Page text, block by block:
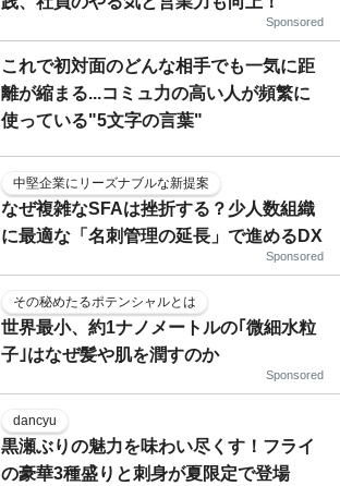
Sponsored
これで初対面のどんな相手でも一気に距
離が縮まる...コミュ力の高い人が頻繁に
使っている"5文字の言葉"
中堅企業にリーズナブルな新提案
なぜ複雑なSFAは挫折する？少人数組織
に最適な「名刺管理の延長」で進めるDX
Sponsored
その秘めたるポテンシャルとは
世界最小、約1ナノメートルの｢微細水粒
子｣はなぜ髪や肌を潤すのか
Sponsored
dancyu
黒瀬ぶりの魅力を味わい尽くす！フライ
の豪華3種盛りと刺身が夏限定で登場